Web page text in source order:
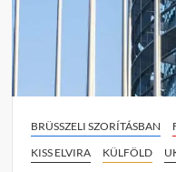
BRÜSSZELI SZORÍTÁSBAN
KISS ELVIRA
KÜLFÖLD